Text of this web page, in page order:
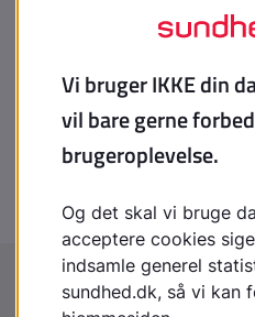
Systemisk sklerodermi
Tuberøs sklerose
Wilms svulst